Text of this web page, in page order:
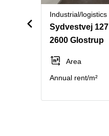
Industrial/logistics
Sydvestvej 127
2600 Glostrup
Area
Annual rent/m²